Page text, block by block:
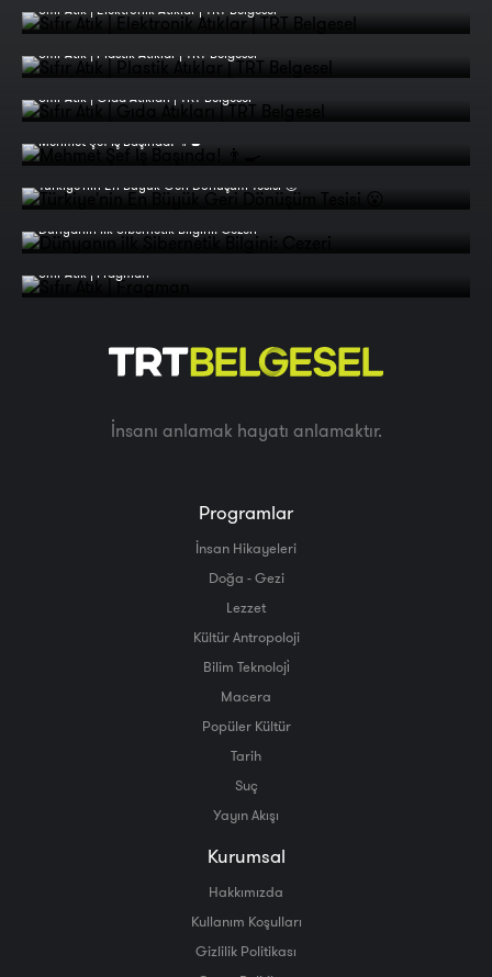
Sıfır Atık | Elektronik Atıklar | TRT Belgesel
Sıfır Atık | Plastik Atıklar | TRT Belgesel
Sıfır Atık | Gıda Atıkları | TRT Belgesel
Mehmet Şef İş Başında! 👨‍🍳
Türkiye'nin En Büyük Geri Dönüşüm Tesisi 😮
Dünyanın iİk Sibernetik Bilgini: Cezeri
Sıfır Atık | Fragman
İnsanı anlamak hayatı anlamaktır.
Programlar
İnsan Hikayeleri
Doğa - Gezi
Lezzet
Kültür Antropoloji
Bilim Teknoloji̇
Macera
Popüler Kültür
Tarih
Suç
Yayın Akışı
Kurumsal
Hakkımızda
Kullanım Koşulları
Gizlilik Politikası